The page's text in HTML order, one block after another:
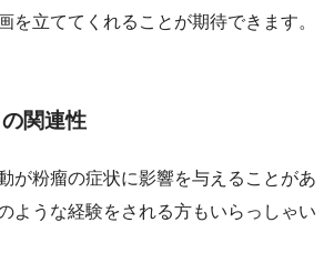
を立ててくれることが期待できます。
関連性
が粉瘤の症状に影響を与えることがあ
ような経験をされる方もいらっしゃい